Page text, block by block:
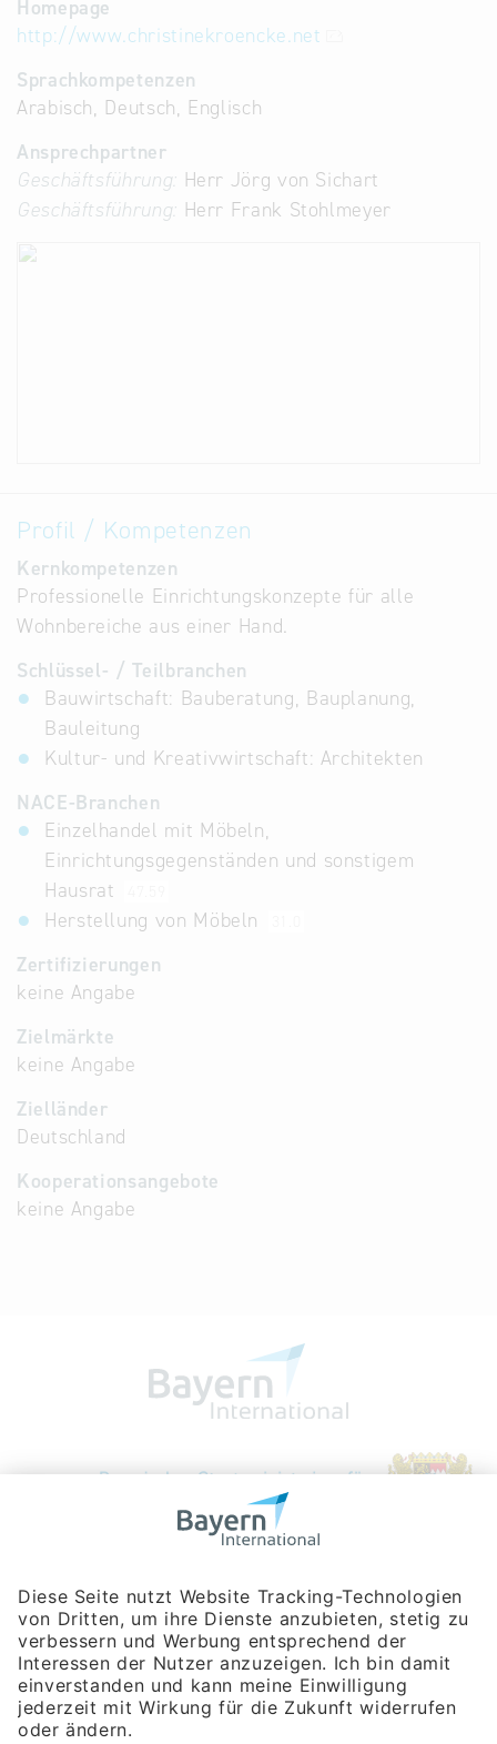
Homepage
http://www.christinekroencke.net
Sprachkompetenzen
Arabisch, Deutsch, Englisch
Ansprechpartner
Geschäftsführung: Herr Jörg von Sichart
Geschäftsführung: Herr Frank Stohlmeyer
Profil / Kompetenzen
Kernkompetenzen
Professionelle Einrichtungskonzepte für alle
Wohnbereiche aus einer Hand.
Schlüssel- / Teilbranchen
Bauwirtschaft: Bauberatung, Bauplanung,
Bauleitung
Kultur- und Kreativwirtschaft: Architekten
NACE-Branchen
Einzelhandel mit Möbeln,
Einrichtungsgegenständen und sonstigem
Hausrat
Herstellung von Möbeln
Zertifizierungen
keine Angabe
Zielmärkte
keine Angabe
Zielländer
Deutschland
Kooperationsangebote
keine Angabe
Bayerische Gesellschaft für Internationale
Rosenheimer Str. 143C
81671 München
Tel:+49 180 5949260
(Festnetz 14 ct/min, Mobil max. 42 ct/min)
Hotline